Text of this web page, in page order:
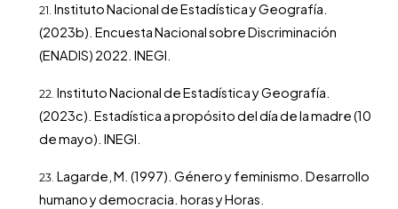
Instituto Nacional de Estadística y Geografía.
(2023b). Encuesta Nacional sobre Discriminación
(ENADIS) 2022. INEGI.
Instituto Nacional de Estadística y Geografía.
(2023c). Estadística a propósito del día de la madre (10
de mayo). INEGI.
Lagarde, M. (1997). Género y feminismo. Desarrollo
humano y democracia. horas y Horas.